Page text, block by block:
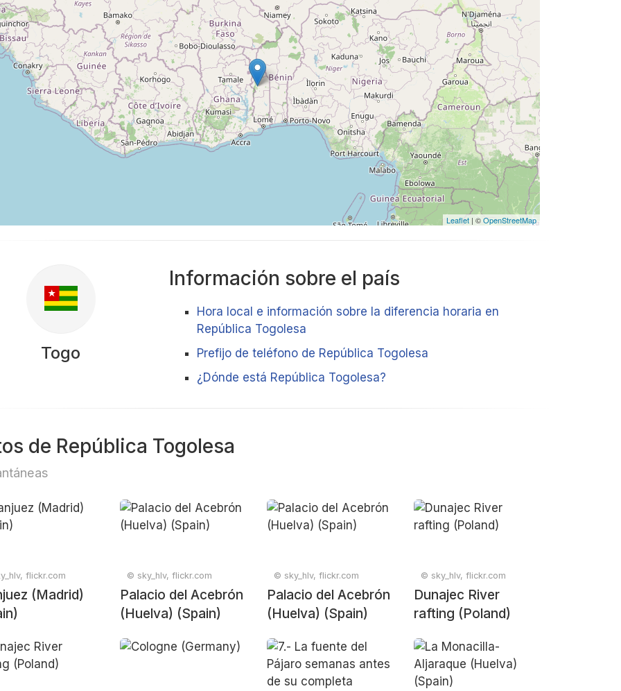
Leaflet | ©OpenStreetMap
Togo
Información sobre el país
Hora local e información sobre la diferencia horaria en
República Togolesa
Prefijo de teléfono de República Togolesa
¿Dónde está República Togolesa?
de República Togolesa
flickr.com
(Madrid)
© sky_hlv, flickr.com
Palacio del Acebrón
(Huelva) (Spain)
© sky_hlv, flickr.com
Palacio del Acebrón
(Huelva) (Spain)
© sky_hlv, flickr.com
Dunajec River
rafting (Poland)